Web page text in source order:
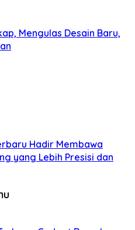
Mengulas Desain Baru,
Hadir Membawa
yang Lebih Presisi dan